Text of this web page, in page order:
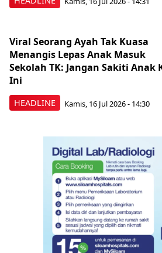
HEADLINE
Viral Seorang Ayah Tak Kuasa
Menangis Lepas Anak Masuk
Sekolah TK: Jangan Sakiti Anak
Ini
Kamis, 16 Jul 2026 - 14:30